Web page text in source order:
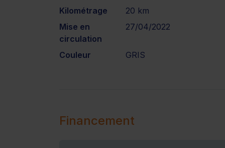
Kilométrage
20 km
Mise en
circulation
27/04/2022
Couleur GRIS
Financement